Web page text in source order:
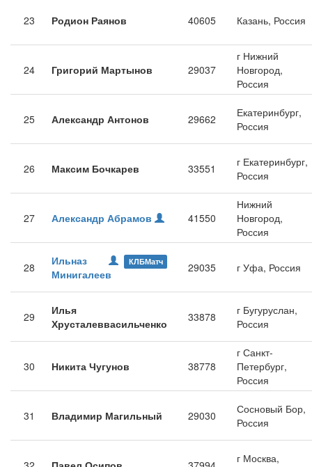
23 Родион Раянов 40605 Казань, Россия
24 Григорий Мартынов 29037
г Нижний
Новгород,
Россия
25 Александр Антонов 29662
Екатеринбург,
Россия
26 Максим Бочкарев 33551
г Екатеринбург,
Россия
27 Александр Абрамов 41550
Нижний
Новгород,
Россия
28 КЛБМатч
Ильназ
Минигалеев
29035 г Уфа, Россия
29
Илья
Хрусталеввасильченко
33878
г Бугуруслан,
Россия
30 Никита Чугунов 38778
г Санкт-
Петербург,
Россия
31 Владимир Магильный 29030
Сосновый Бор,
Россия
г Москва,